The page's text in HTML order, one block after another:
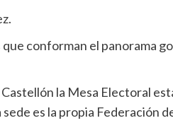
conforman el panorama
la Mesa Electoral
es la propia Federación